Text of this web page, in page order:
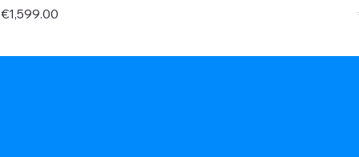
Price
€1,599.00